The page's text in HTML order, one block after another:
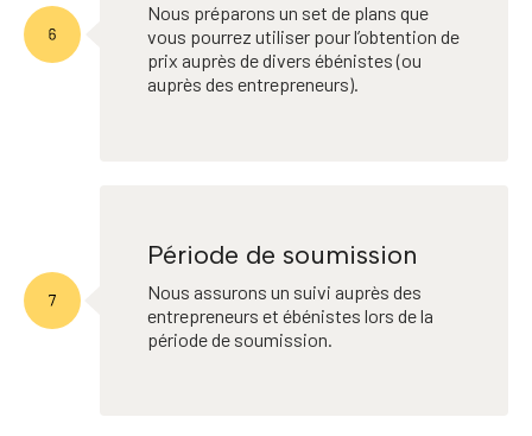
Nous préparons un set de plans que
vous pourrez utiliser pour l’obtention de
prix auprès de divers ébénistes (ou
auprès des entrepreneurs).
Période de soumission
Nous assurons un suivi auprès des
entrepreneurs et ébénistes lors de la
période de soumission.